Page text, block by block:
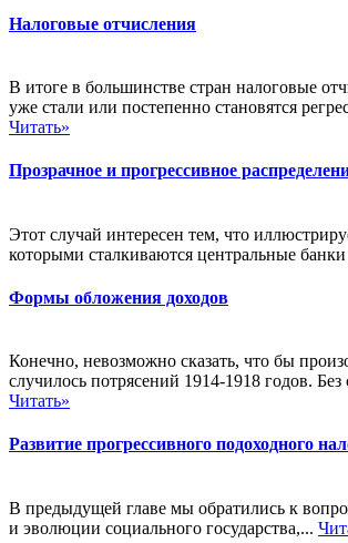
Налоговые отчисления
В итоге в большинстве стран налоговые
уже стали или постепенно становятся
Читать»
Прозрачное и прогрессивное
Этот случай интересен тем, что
которыми сталкиваются центральные
Формы обложения доходов
Конечно, невозможно сказать, что бы
случилось потрясений 1914-1918 годов.
Читать»
Развитие прогрессивного подоходного
В предыдущей главе мы обратились к
и эволюции социального государства,...